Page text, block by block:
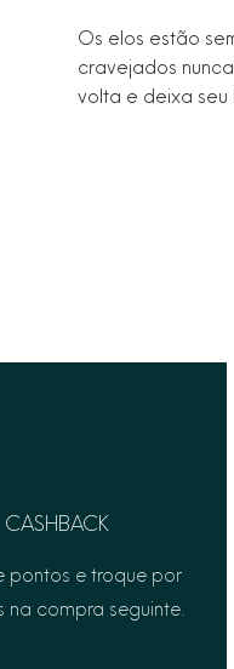
Os elos estão
cravejados
volta e deixa seu
CASHBACK
pontos e troque por
na compra seguinte.